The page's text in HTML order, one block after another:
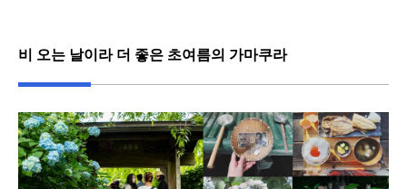
비 오는 날이라 더 좋은 초여름의 가마쿠라